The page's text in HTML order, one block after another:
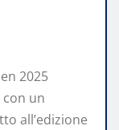
2025
con un
all’edizione